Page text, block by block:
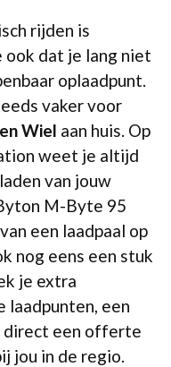
rijden is
ook dat je lang niet
oplaadpunt.
vaker voor
Wiel aan huis. Op
weet je altijd
van jouw
M-Byte 95
een laadpaal op
nog eens een stuk
je extra
een
direct een offerte
jou in de regio.